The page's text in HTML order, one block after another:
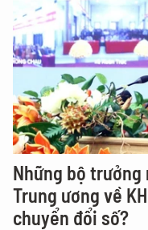
Những bộ trưởng
Trung ương về
chuyển đổi số?